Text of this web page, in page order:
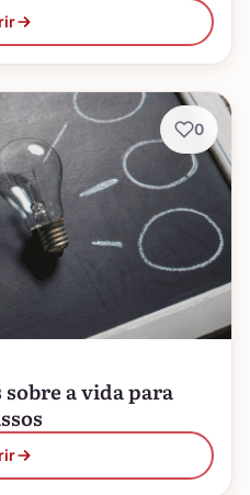
a vida para
0